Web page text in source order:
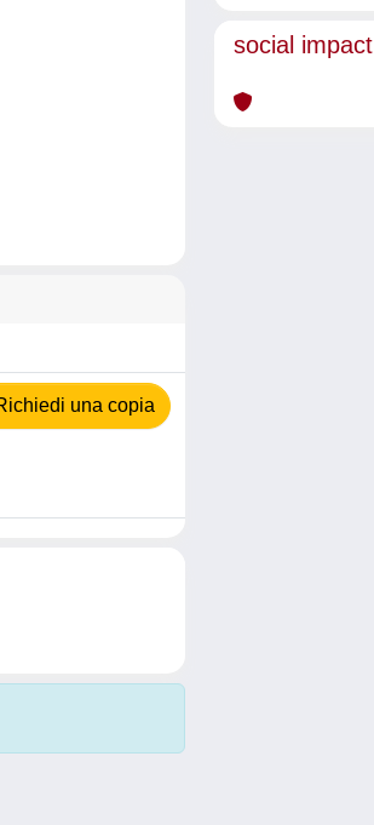
una copia
social impact